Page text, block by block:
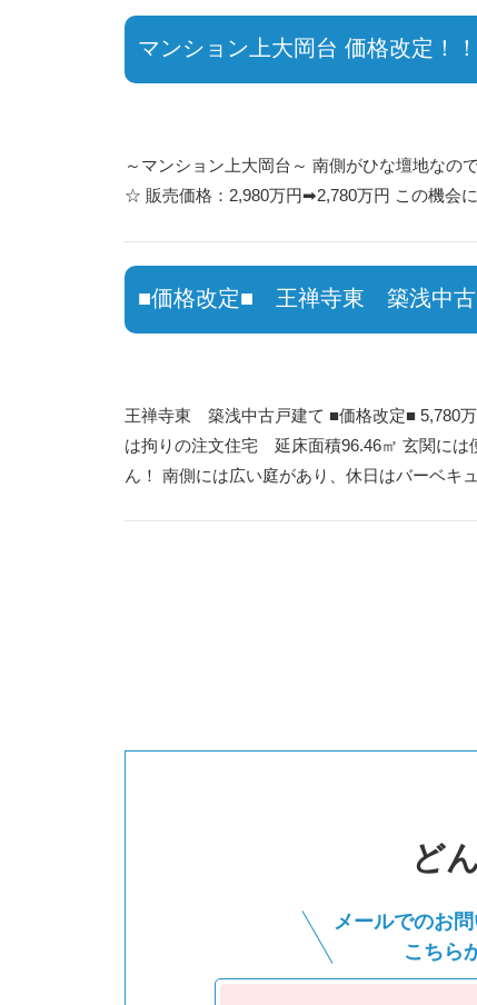
マンション上大岡台 価格改定！！
～マンション上大岡台～ 南側がひな壇地な
☆ 販売価格：2,980万円➡2,780万円 この機会
■価格改定■ 王禅寺東 築浅中古
王禅寺東 築浅中古戸建て ■価格改定■ 5,780
は拘りの注文住宅 延床面積96.46㎡ 玄関には
ん！ 南側には広い庭があり、休日はバーベキ
ど
メールでのお
こちら